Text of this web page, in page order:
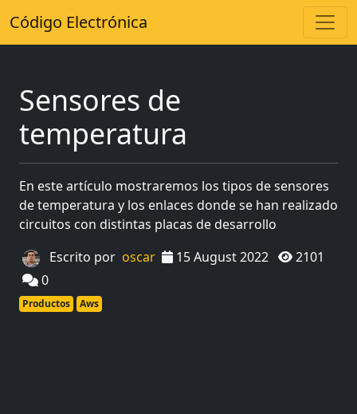
Código Electrónica
Sensores de
temperatura
En este artículo mostraremos los tipos de sensores
de temperatura y los enlaces donde se han realizado
circuitos con distintas placas de desarrollo
Escrito por oscar 15 August 2022
2101
0
Productos Aws